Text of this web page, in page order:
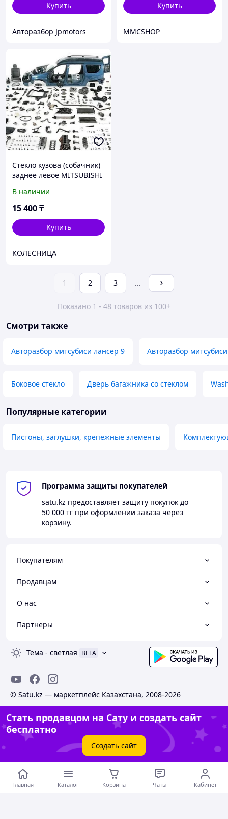
Купить
Авторазбор Jpmotors
Купить
MMCSHOP
Стекло кузова (собачник)
заднее левое MITSUBISHI
SR LH X
В наличии
15 400₸
Купить
КОЛЕСНИЦА
1 2 3 ...
Показано 1 - 48 товаров из 100+
Смотри также
Авторазбор митсубиси лансер 9 Авторазбор
Боковое стекло Дверь багажника со стеклом
Популярные категории
Пистоны, заглушки, крепежные элементы
Программа защиты покупателей
satu.kz предоставляет защиту покупок до
50 000 тг при оформлении заказа через
корзину.
Покупателям
Продавцам
О нас
Партнеры
Тема - светлая BETA
© Satu.kz — маркетплейс Казахстана, 2008-2026
Стать продавцом на Сату и создать сайт
бесплатно
Создать сайт
Главная Каталог Корзина Чаты Кабинет